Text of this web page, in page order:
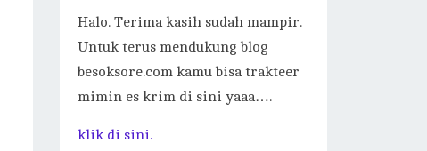
Halo. Terima kasih sudah mampir.
Untuk terus mendukung blog
besoksore.com kamu bisa trakteer
mimin es krim di sini yaaa….
klik di sini.